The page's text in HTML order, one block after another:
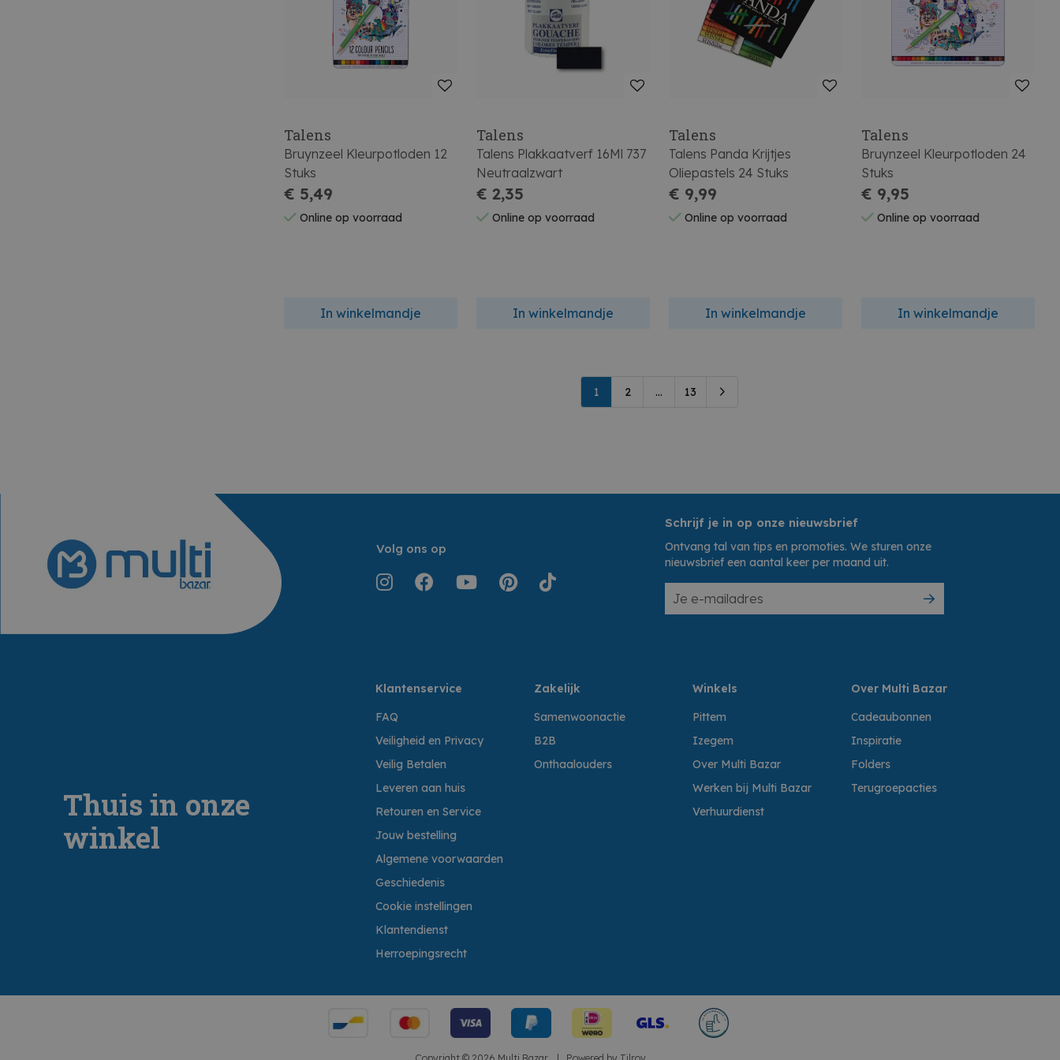
Talens
Bruynzeel Kleurpotloden 12
Stuks
€ 5,49
Online op voorraad
In winkelmandje
Talens
Talens Plakkaatverf 16Ml 737
Neutraalzwart
€ 2,35
Online op voorraad
In winkelmandje
Talens
Talens Panda Krijtjes
Oliepastels 24 Stuks
€ 9,99
Online op voorraad
In winkelmandje
Talens
Bruynzeel Kleurpotloden 24
Stuks
€ 9,95
Online op voorraad
In winkelmandje
1 2 ... 13
Volg ons op
Schrijf je in op onze nieuwsbrief
Ontvang tal van tips en promoties. We sturen onze
nieuwsbrief een aantal keer per maand uit.
Thuis in onze
winkel
Klantenservice
FAQ
Veiligheid en Privacy
Veilig Betalen
Leveren aan huis
Retouren en Service
Jouw bestelling
Algemene voorwaarden
Geschiedenis
Cookie instellingen
Klantendienst
Herroepingsrecht
Zakelijk
Samenwoonactie
B2B
Onthaalouders
Winkels
Pittem
Izegem
Over Multi Bazar
Werken bij Multi Bazar
Verhuurdienst
Over Multi Bazar
Cadeaubonnen
Inspiratie
Folders
Terugroepacties